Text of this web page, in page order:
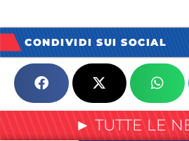
CONDIVIDI SUI SOCIAL
► TUTTE LE